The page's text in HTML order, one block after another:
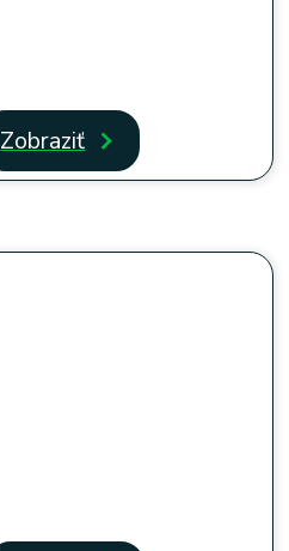
Zobraziť